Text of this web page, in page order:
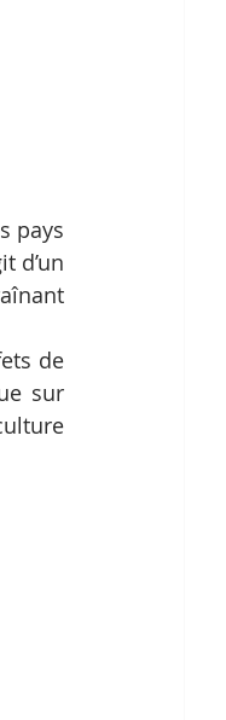
pays
d’un
de
sur